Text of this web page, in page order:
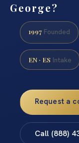
George?
1997 Founded
EN · ES Intake
Request a
Call (888)